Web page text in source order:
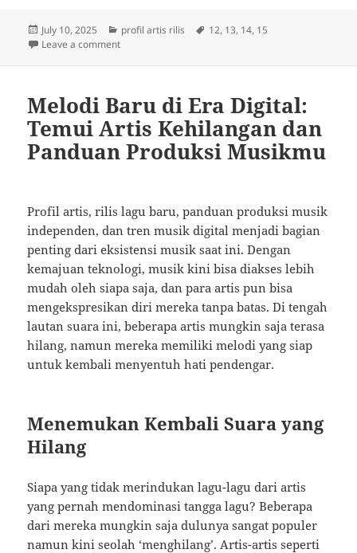
Posted
on
July 10, 2025 Categories
profil artis rilis Tags
12, 13, 14, 15
Leave a commenton Menjelajahi Dunia Musik: Profil Artis Baru dan
Melodi Baru di Era Digital:
Temui Artis Kehilangan dan
Panduan Produksi Musikmu
Profil artis, rilis lagu baru, panduan produksi musik
independen, dan tren musik digital menjadi bagian
penting dari eksistensi musik saat ini. Dengan
kemajuan teknologi, musik kini bisa diakses lebih
mudah oleh siapa saja, dan para artis pun bisa
mengekspresikan diri mereka tanpa batas. Di tengah
lautan suara ini, beberapa artis mungkin saja terasa
hilang, namun mereka memiliki melodi yang siap
untuk kembali menyentuh hati pendengar.
Menemukan Kembali Suara yang
Hilang
Siapa yang tidak merindukan lagu-lagu dari artis
yang pernah mendominasi tangga lagu? Beberapa
dari mereka mungkin saja dulunya sangat populer
namun kini seolah ‘menghilang’. Artis-artis seperti